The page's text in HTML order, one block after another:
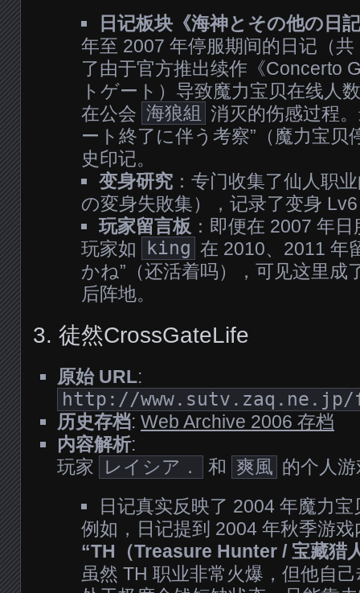
日记板块《海神とその他の日
年至 2007 年停服期间的日记（
了由于官方推出续作《Concerto
トゲート）导致魔力宝贝在线人
在公会 海狼組
消灭的伤感过程
ート終了に伴う考察”（魔力宝贝
史印记。
变身研究 ：专门收集了仙人职
の変身失敗集），记录了变身
玩家留言板 ：即便在 2007 年
玩家如
king 在 2010、2011 年
かね”（还活着吗），可见这里成
后阵地。
3. 徒然CrossGateLife
原始 URL:
http://
历史存档: Web Archive 2006 存档
内容解析:
玩家
レイシア． 和 爽風 的个人
日记真实反映了 2004 年魔力
例如，日记提到 2004 年秋季游戏
“TH（Treasure Hunter / 宝藏猎
虽然 TH 职业非常火爆，但他自